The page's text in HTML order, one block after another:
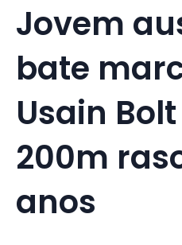
Jovem
bate
Usain
200m
anos